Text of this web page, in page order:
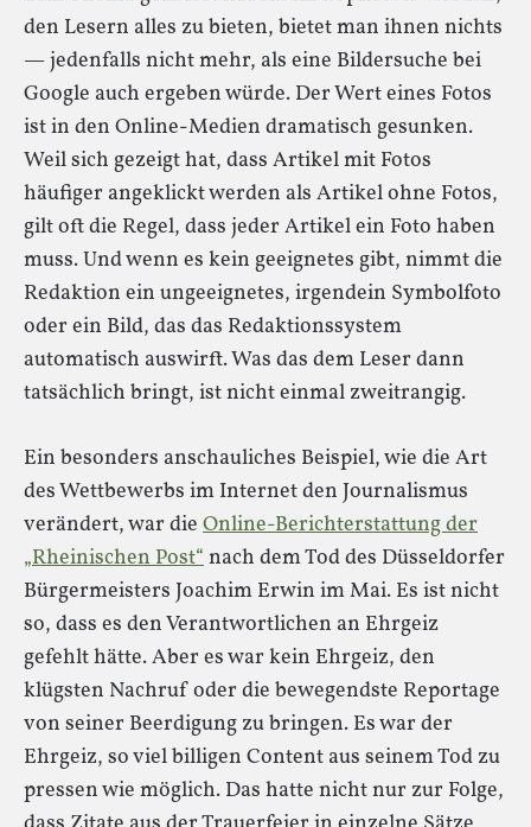
den Lesern alles zu bieten, bietet man ihnen nichts
— jedenfalls nicht mehr, als eine Bildersuche bei
Google auch ergeben würde. Der Wert eines Fotos
ist in den Online-Medien dramatisch gesunken.
Weil sich gezeigt hat, dass Artikel mit Fotos
häufiger angeklickt werden als Artikel ohne Fotos,
gilt oft die Regel, dass jeder Artikel ein Foto haben
muss. Und wenn es kein geeignetes gibt, nimmt die
Redaktion ein ungeeignetes, irgendein Symbolfoto
oder ein Bild, das das Redaktionssystem
automatisch auswirft. Was das dem Leser dann
tatsächlich bringt, ist nicht einmal zweitrangig.
Ein besonders anschauliches Beispiel, wie die Art
des Wettbewerbs im Internet den Journalismus
verändert, war die Online-Berichterstattung der
„Rheinischen Post“nach dem Tod des Düsseldorfer
Bürgermeisters Joachim Erwin im Mai. Es ist nicht
so, dass es den Verantwortlichen an Ehrgeiz
gefehlt hätte. Aber es war kein Ehrgeiz, den
klügsten Nachruf oder die bewegendste Reportage
von seiner Beerdigung zu bringen. Es war der
Ehrgeiz, so viel billigen Content aus seinem Tod zu
pressen wie möglich. Das hatte nicht nur zur Folge,